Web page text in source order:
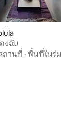
วิว
งฉัน
ถานที่ · พื้นที่ในร่ม